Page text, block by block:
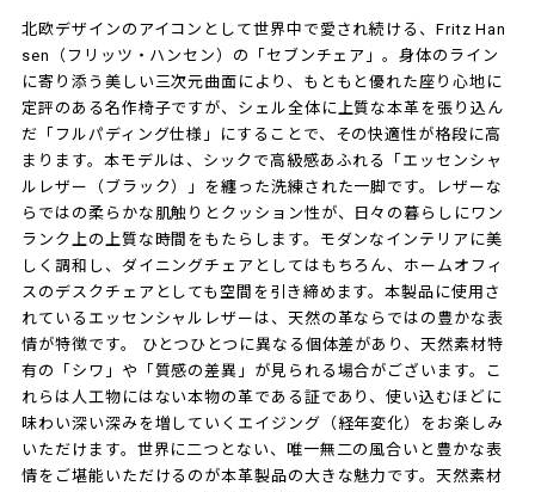
北欧デザインのアイコンとして世界中で愛され続ける、Fritz Han
sen（フリッツ・ハンセン）の「セブンチェア」。身体のライン
に寄り添う美しい三次元曲面により、もともと優れた座り心地に
定評のある名作椅子ですが、シェル全体に上質な本革を張り込ん
だ「フルパディング仕様」にすることで、その快適性が格段に高
まります。本モデルは、シックで高級感あふれる「エッセンシャ
ルレザー（ブラック）」を纏った洗練された一脚です。レザーな
らではの柔らかな肌触りとクッション性が、日々の暮らしにワン
ランク上の上質な時間をもたらします。モダンなインテリアに美
しく調和し、ダイニングチェアとしてはもちろん、ホームオフィ
スのデスクチェアとしても空間を引き締めます。本製品に使用さ
れているエッセンシャルレザーは、天然の革ならではの豊かな表
情が特徴です。 ひとつひとつに異なる個体差があり、天然素材特
有の「シワ」や「質感の差異」が見られる場合がございます。こ
れらは人工物にはない本物の革である証であり、使い込むほどに
味わい深い深みを増していくエイジング（経年変化）をお楽しみ
いただけます。世界に二つとない、唯一無二の風合いと豊かな表
情をご堪能いただけるのが本革製品の大きな魅力です。天然素材